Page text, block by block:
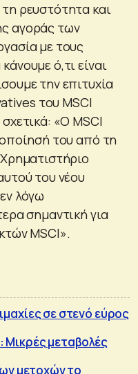
ρευστότητα και
αγοράς των
με τους
ό,τι είναι
την επιτυχία
του ΜSCI
«Ο MSCI
του από τη
του νέου
λόγω
σημαντική για
MSCI».
σε στενό εύρος
μεταβολές
μετοχών το